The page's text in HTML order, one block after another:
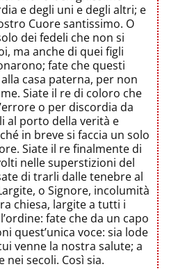
e degli uni e degli altri; e
Cuore santissimo. O
dei fedeli che non si
ma anche di quei figli
fate che questi
casa paterna, per non
Siate il re di coloro che
o per discordia da
al porto della verità e
in breve si faccia un solo
Siate il re finalmente di
nelle superstizioni del
di trarli dalle tenebre al
o Signore, incolumità
chiesa, largite a tutti i
fate che da un capo
quest’unica voce: sia lode
venne la nostra salute; a
secoli. Così sia.